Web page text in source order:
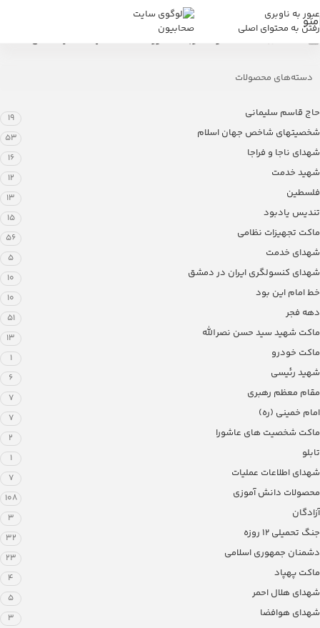
عبور به ناوبری
رفتن به محتوای اصلی
منو
دسته‌های محصولات
حاج قاسم سلیمانی 19
شخصیتهای شاخص جهان اسلام 53
شهدای ناجا و فراجا 16
شهید خدمت 12
فلسطین 13
تندیس یادبود 15
ماکت تجهیزات نظامی 56
شهدای خدمت 5
شهدای کنسولگری ایران در دمشق 10
خط امام این بود 10
دهه فجر 51
ماکت شهید سید حسن نصرالله 13
ماکت خودرو 1
شهید رئیسی 6
مقام معظم رهبری 7
امام خمینی (ره) 7
ماکت شخصیت های عاشورا 2
تابلو 1
شهدای اطلاعات عملیات 7
محصولات دانش آموزی 108
آزادگان 3
جنگ تحمیلی 12 روزه 32
دشمنان جمهوری اسلامی 23
ماکت پهپاد 4
شهدای هلال احمر 5
شهدای هوافضا 3